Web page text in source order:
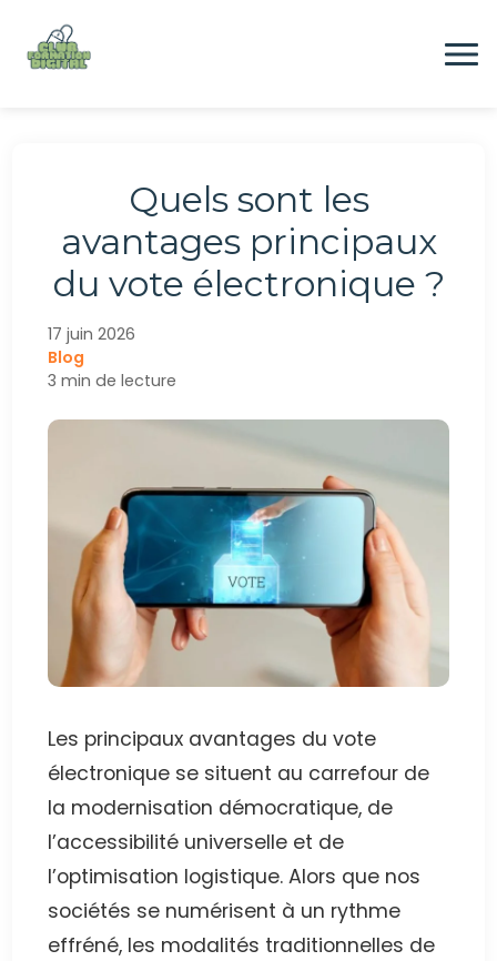
contenu
Emploi
Quels sont les
avantages principaux
du vote électronique ?
17 juin 2026
Blog
3 min de lecture
Les principaux avantages du vote
électronique se situent au carrefour de
la modernisation démocratique, de
l’accessibilité universelle et de
l’optimisation logistique. Alors que nos
sociétés se numérisent à un rythme
effréné, les modalités traditionnelles de